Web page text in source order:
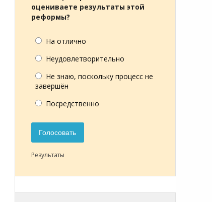
оцениваете результаты этой
реформы?
На отлично
Неудовлетворительно
Не знаю, поскольку процесс не
завершён
Посредственно
Голосовать
Результаты